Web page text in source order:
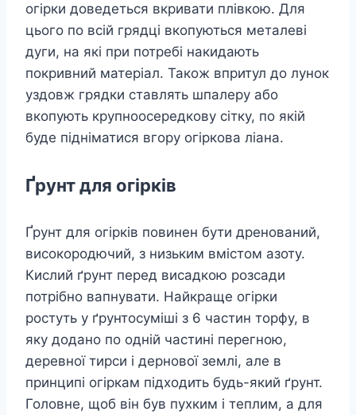
огірки доведеться вкривати плівкою. Для
цього по всій грядці вкопуються металеві
дуги, на які при потребі накидають
покривний матеріал. Також впритул до лунок
уздовж грядки ставлять шпалеру або
вкопують крупноосередкову сітку, по якій
буде підніматися вгору огіркова ліана.
Ґрунт для огірків
Ґрунт для огірків повинен бути дренований,
високородючий, з низьким вмістом азоту.
Кислий ґрунт перед висадкою розсади
потрібно вапнувати. Найкраще огірки
ростуть у ґрунтосуміші з 6 частин торфу, в
яку додано по одній частині перегною,
деревної тирси і дернової землі, але в
принципі огіркам підходить будь-який ґрунт.
Головне, щоб він був пухким і теплим, а для